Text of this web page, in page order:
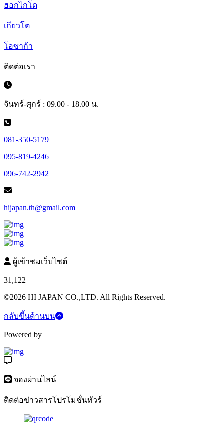
ฮอกไกโด
เกียวโต
โอซาก้า
ติดต่อเรา
จันทร์-ศุกร์ : 09.00 - 18.00 น.
081-350-5179
095-819-4246
096-742-2942
hijapan.th@gmail.com
ผู้เข้าชมเว็บไซต์
31,122
©2026 HI JAPAN CO.,LTD. All Rights Reserved.
กลับขึ้นด้านบน
Powered by
จองผ่านไลน์
ติดต่อข่าวสารโปรโมชั่นทัวร์